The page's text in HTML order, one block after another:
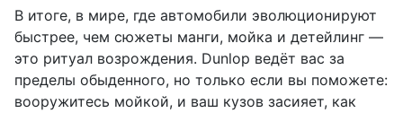
В итоге, в мире, где автомобили эволюционируют
быстрее, чем сюжеты манги, мойка и детейлинг —
это ритуал возрождения. Dunlop ведёт вас за
пределы обыденного, но только если вы поможете:
вооружитесь мойкой, и ваш кузов засияет, как